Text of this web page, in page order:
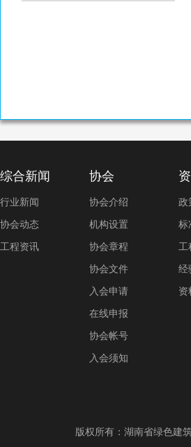
综合新闻
行业新闻
协会动态
工程资讯
协会
协会介绍
机构设置
协会章程
协会文件
入会申请
在线申报
协会帐号
入会须知
政
标
工
经
资
版权所有：湖南省绿色建